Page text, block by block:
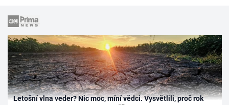
Letošní vlna veder? Nic moc, míní vědci. Vysvětlili, proč rok